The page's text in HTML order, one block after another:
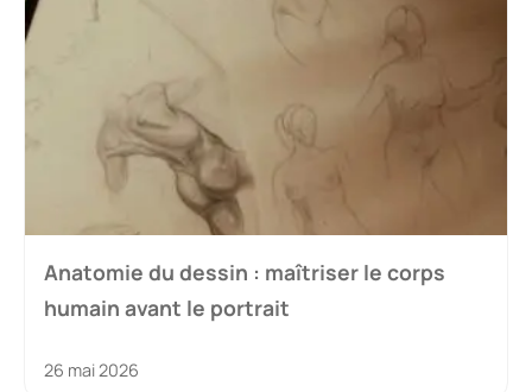
Anatomie du dessin : maîtriser le corps
humain avant le portrait
26 mai 2026